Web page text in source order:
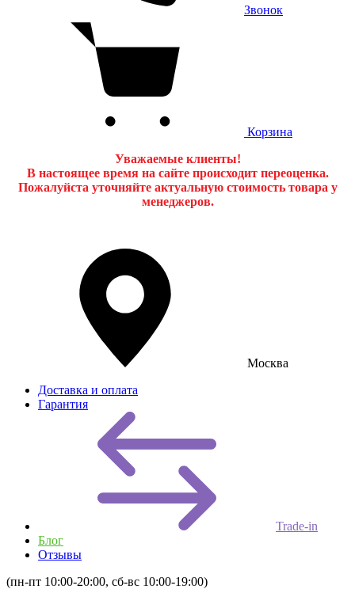
Звонок
Корзина
Уважаемые клиенты!
В настоящее время на сайте происходит переоценка.
Пожалуйста уточняйте актуальную стоимость товара у
менеджеров.
Москва
Доставка и оплата
Гарантия
Trade-in
Блог
Отзывы
(пн-пт 10:00-20:00, сб-вс 10:00-19:00)